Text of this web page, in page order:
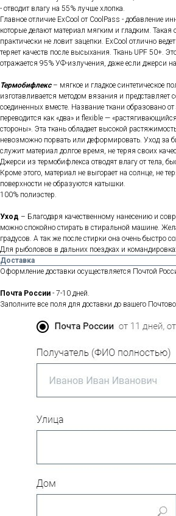
- отводит влагу на 55% лучше хлопка.
Главное отличие ExCool от CoolPass - добавление
которые делают материал мягким и гладким. Такая
практически не ловит зацепки. ExCool отлично
теряет качеств после высыхания. Ткань UPF 50+.
отражается 95% УФ-излучения, даже если джерси
Термобифлекс– мягкое и гладкое синтетическое
изготавливается методом вязания и представляет
соединенных вместе. Название ткани образовано
переводится как «два» и flexible —
стороны». Эта ткань обладает высокой
невозможно порвать или деформировать. Уход за
служит материал долгое время, не теряя своих
Джерси из термобифлекса отводят влагу от тела,
Кроме этого, материал не выгорает на солнце, не
поверхности не образуются катышки.
100% полиэстер.
Уход – Благодаря качественному нанесению и
можно спокойно стирать в стиральной машине.
градусов. А так же после стирки она очень быстро
Для рыболовов в дальних поездках и
Доставка
Оформление доставки осуществляется Почтой
Почта России - 7-10 дней.
Заполните все поля для доставки до вашего